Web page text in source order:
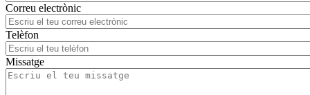
Correu electrònic
Telèfon
Missatge